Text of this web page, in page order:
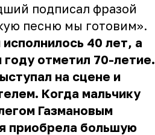
подписал фразой
песню мы готовим».
40 лет, а
отметил 70-летие.
на сцене и
Когда мальчику
Газмановым
приобрела большую